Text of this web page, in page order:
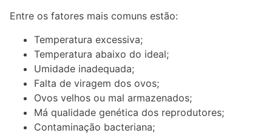
Entre os fatores mais comuns estão:
Temperatura excessiva;
Temperatura abaixo do ideal;
Umidade inadequada;
Falta de viragem dos ovos;
Ovos velhos ou mal armazenados;
Má qualidade genética dos reprodutores;
Contaminação bacteriana;